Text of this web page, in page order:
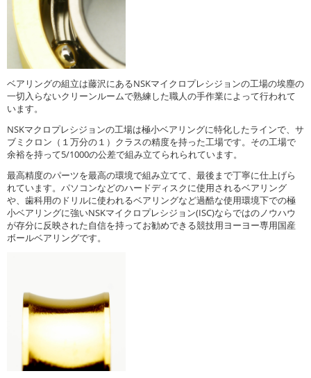
ベアリングの組立は藤沢にあるNSKマイクロプレシジョンの工場の埃塵の
一切入らないクリーンルームで熟練した職人の手作業によって行われて
います。
NSKマクロプレシジョンの工場は極小ベアリングに特化したラインで、サ
ブミクロン（１万分の１）クラスの精度を持った工場です。その工場で
余裕を持って5/1000の公差で組み立てられられています。
最高精度のパーツを最高の環境で組み立てて、最後まで丁寧に仕上げら
れています。パソコンなどのハードディスクに使用されるベアリング
や、歯科用のドリルに使われるベアリングなど過酷な使用環境下での極
小ベアリングに強いNSKマイクロプレシジョン(ISC)ならではのノウハウ
が存分に反映された自信を持ってお勧めできる競技用ヨーヨー専用国産
ボールベアリングです。